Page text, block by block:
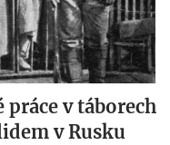
v táborech
v Rusku